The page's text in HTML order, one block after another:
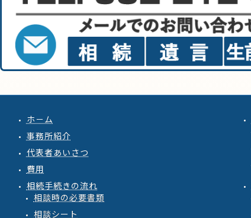
ホ－ム
事務所紹介
代表者あいさつ
費用
相続手続きの流れ
相談時の必要書類
相談シート